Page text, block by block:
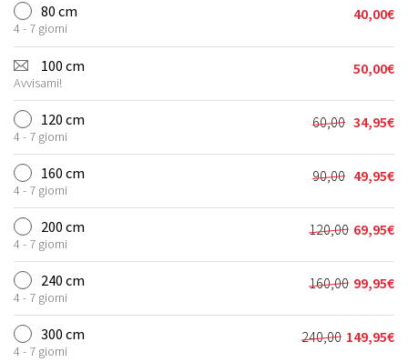
80 cm
4 - 7 giorni
40,00€
100 cm
Avvisami!
50,00€
120 cm
4 - 7 giorni
60,00
Il
prezzo
originale
era:
60,00€.
34,95€
Il
prezzo
attuale
è:
34,95€.
160 cm
4 - 7 giorni
90,00
Il
prezzo
originale
era:
90,00€.
49,95€
Il
prezzo
attuale
è:
49,95€.
200 cm
4 - 7 giorni
120,00
Il
prezzo
originale
era:
120,00€.
69,95€
Il
prezzo
attuale
è:
69,95€.
240 cm
4 - 7 giorni
160,00
Il
prezzo
originale
era:
99,95€
Il
prezzo
attuale
è:
300 cm
4 - 7 giorni
240,00
Il 149,95€
Il